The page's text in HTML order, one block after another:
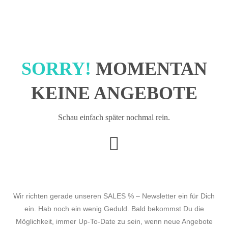
SORRY! MOMENTAN
KEINE ANGEBOTE
Schau einfach später nochmal rein.
Wir richten gerade unseren SALES % – Newsletter ein für Dich
ein. Hab noch ein wenig Geduld. Bald bekommst Du die
Möglichkeit, immer Up-To-Date zu sein, wenn neue Angebote